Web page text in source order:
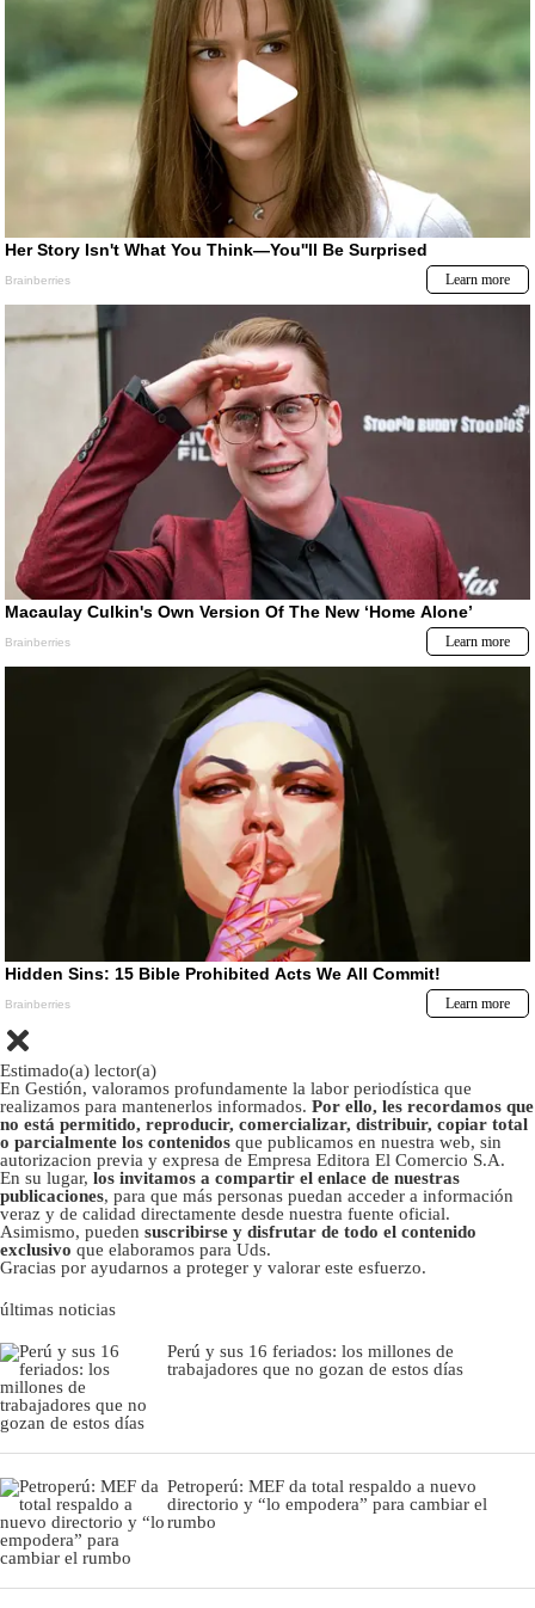
Estimado(a) lector(a)
En Gestión, valoramos profundamente la labor periodística que
realizamos para mantenerlos informados. Por ello, les recordamos que
no está permitido, reproducir, comercializar, distribuir, copiar total
o parcialmente los contenidos que publicamos en nuestra web, sin
autorizacion previa y expresa de Empresa Editora El Comercio S.A.
En su lugar, los invitamos a compartir el enlace de nuestras
publicaciones, para que más personas puedan acceder a información
veraz y de calidad directamente desde nuestra fuente oficial.
Asimismo, pueden suscribirse y disfrutar de todo el contenido
exclusivo que elaboramos para Uds.
Gracias por ayudarnos a proteger y valorar este esfuerzo.
últimas noticias
Perú y sus 16 feriados: los millones de
trabajadores que no gozan de estos días
Petroperú: MEF da total respaldo a nuevo
directorio y “lo empodera” para cambiar el
rumbo